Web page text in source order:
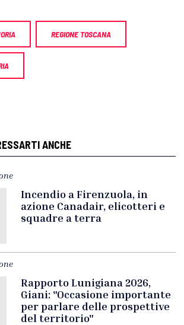
REGIONE TOSCANA
ANCHE
Incendio a Firenzuola, in
azione Canadair, elicotteri e
squadre a terra
Rapporto Lunigiana 2026,
Giani: "Occasione importante
per parlare delle prospettive
del territorio"